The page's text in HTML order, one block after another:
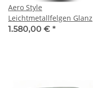
Aero Style
Leichtmetallfelgen Glanz
Silber für Mercedes W109
1.580,00 € *